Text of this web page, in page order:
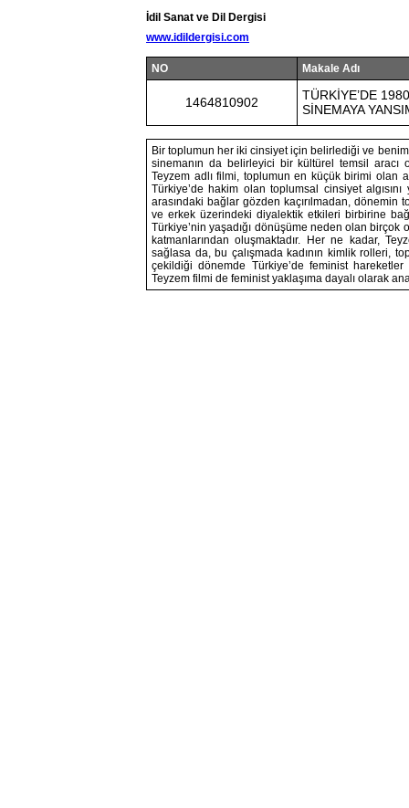
İdil Sanat ve Dil Dergisi
www.idildergisi.com
NO Makale Adı
1464810902
TÜRKİYE’DE
SİNEMAYA
Bir toplumun her iki cinsiyet için belirlediği ve
sinemanın da belirleyici bir kültürel temsil aracı
Teyzem adlı filmi, toplumun en küçük birimi olan
Türkiye’de hakim olan toplumsal cinsiyet
arasındaki bağlar gözden kaçırılmadan,
ve erkek üzerindeki diyalektik etkileri birbirine
Türkiye’nin yaşadığı dönüşüme neden olan
katmanlarından oluşmaktadır. Her ne kadar,
sağlasa da, bu çalışmada kadının kimlik rolleri,
çekildiği dönemde Türkiye’de feminist
Teyzem filmi de feminist yaklaşıma dayalı olarak